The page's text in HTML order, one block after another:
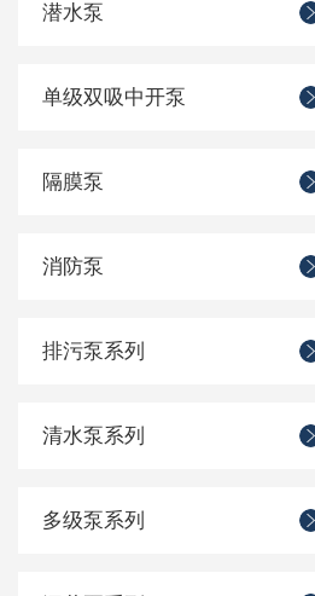
潜水泵
单级双吸中开泵
隔膜泵
消防泵
排污泵系列
清水泵系列
多级泵系列